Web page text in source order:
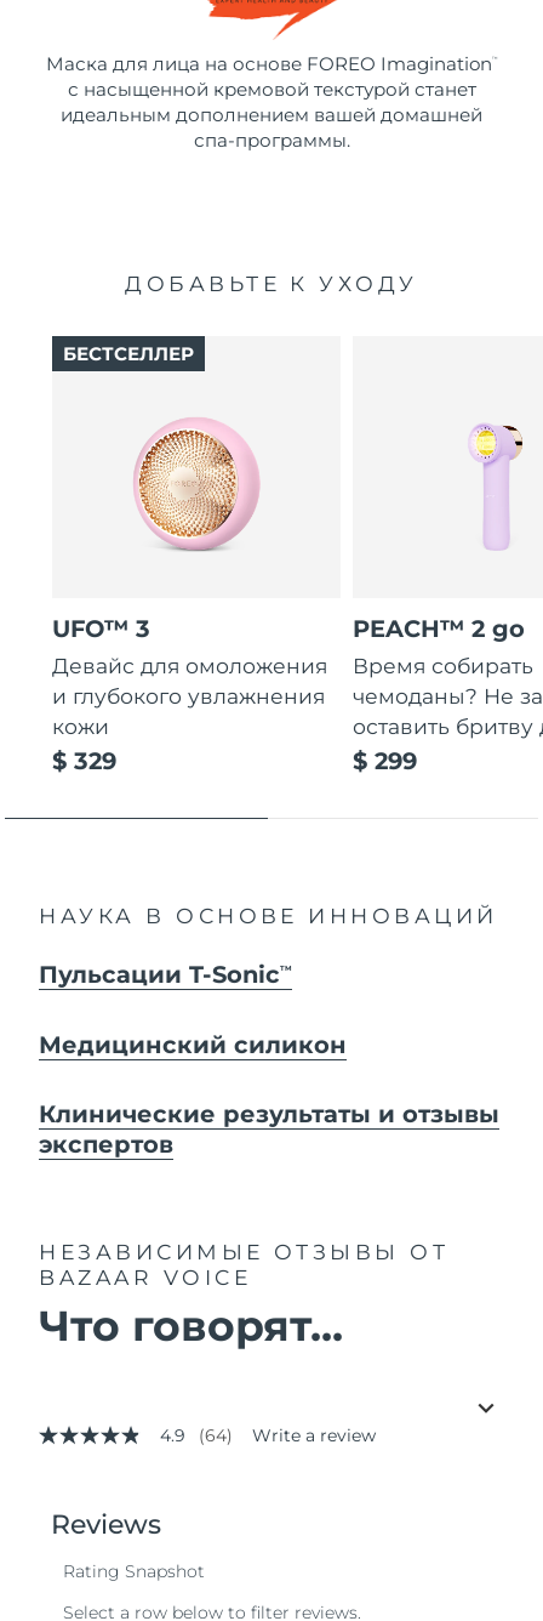
Маска для лица на основе FOREO Imagination ™
с насыщенной кремовой текстурой станет
идеальным дополнением вашей домашней
спа-программы.
ДОБАВЬТЕ К УХОДУ
UFO™ 3
Девайс для омоложения
и глубокого увлажнения
кожи
$ 329
БЕСТСЕЛЛЕР
PEACH™ 2 go
Время собирать
чемоданы? Не
оставить бритву
$ 299
НАУКА В ОСНОВЕ ИННОВАЦИЙ
Пульсации T-SonicTM
Медицинский силикон
Клинические результаты и отзывы
экспертов
НЕЗАВИСИМЫЕ ОТЗЫВЫ
ОТ
BAZAAR VOICE
Что говорят...
4.9
stars,
average
value.
4.9 (64) Write a review